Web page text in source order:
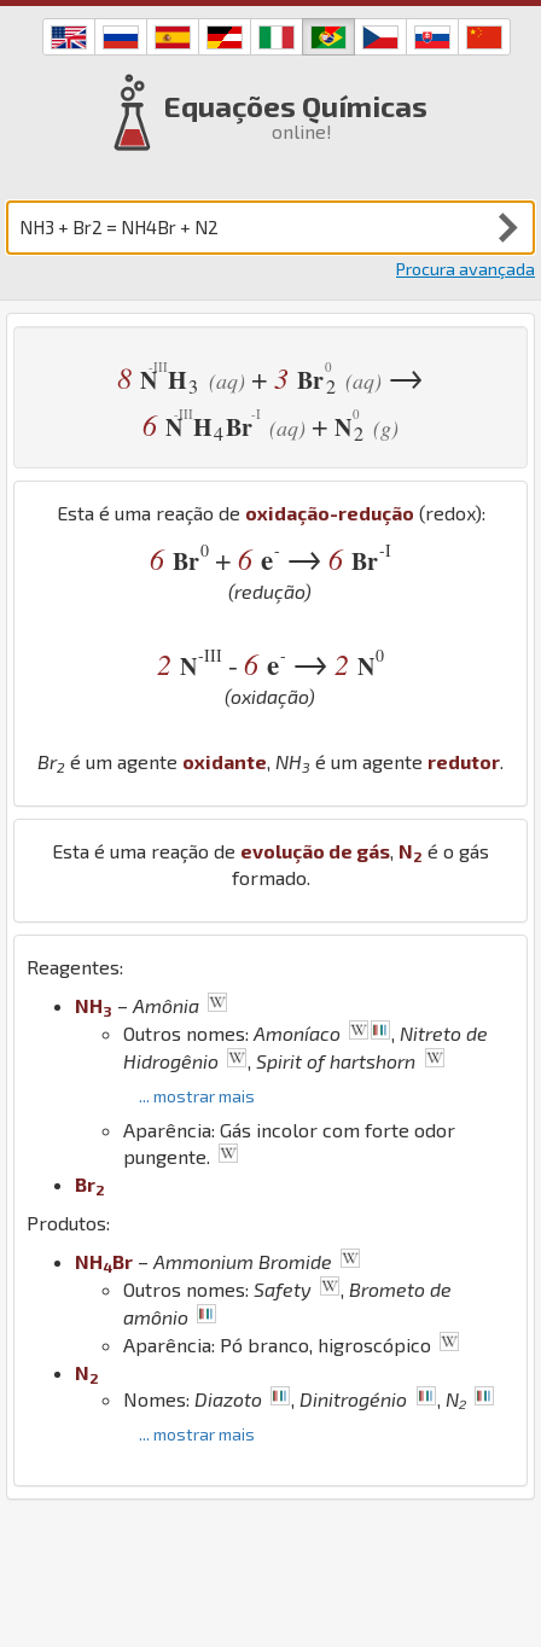
Equações Químicas
online!
Procura avançada
8 N H3 (aq) +3 Br2 (aq) →
6 N H4Br (aq) + N2 (g)
Esta é uma reação de oxidação-redução (redox):
6 Br0 +6 e- → 6 Br-I
(redução)
2 N-III -6 e- → 2 N0
(oxidação)
Br2 é um agente oxidante NH3 é um agente redutor
Esta é uma reação de evolução de gás N2 é o gás
formado.
Reagentes:
NH3 – Amônia
Outros nomes: Amoníaco
Nitreto de
Hidrogênio
Spirit of hartshorn
... mostrar mais
Aparência: Gás incolor com forte odor
pungente.
Br2
Produtos:
NH4Br – Ammonium Bromide
Outros nomes: Safety , Brometo de
amônio
Aparência: Pó branco, higroscópico
N2
Nomes: Diazoto , Dinitrogénio , N₂
... mostrar mais